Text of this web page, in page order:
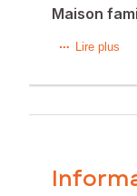
Maison
Dans un
d’eau.
Lire plus